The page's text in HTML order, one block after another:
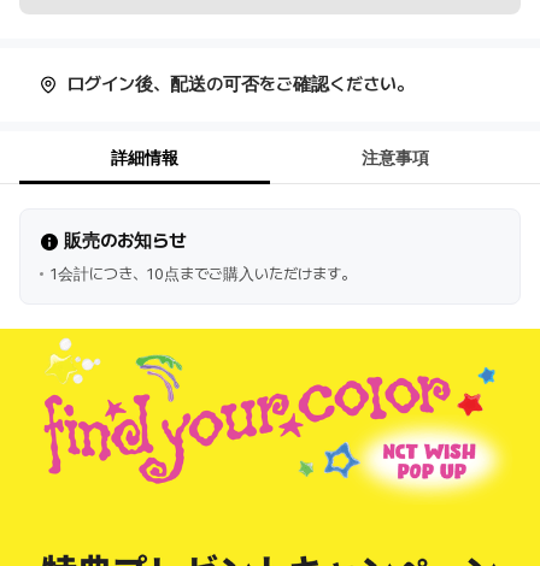
ログイン後、配送の可否をご確認ください。
詳細情報 注意事項
販売のお知らせ
1会計につき、10点までご購入いただけます。